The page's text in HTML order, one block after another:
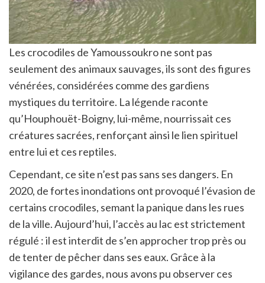
Les crocodiles de Yamoussoukro ne sont pas
seulement des animaux sauvages, ils sont des figures
vénérées, considérées comme des gardiens
mystiques du territoire. La légende raconte
qu’Houphouët-Boigny, lui-même, nourrissait ces
créatures sacrées, renforçant ainsi le lien spirituel
entre lui et ces reptiles.
Cependant, ce site n’est pas sans ses dangers. En
2020, de fortes inondations ont provoqué l’évasion de
certains crocodiles, semant la panique dans les rues
de la ville. Aujourd’hui, l’accès au lac est strictement
régulé : il est interdit de s’en approcher trop près ou
de tenter de pêcher dans ses eaux. Grâce à la
vigilance des gardes, nous avons pu observer ces